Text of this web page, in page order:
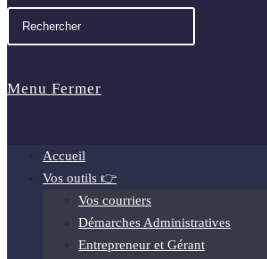
Menu Fermer
Accueil
Vos outils 👉
Vos courriers
Démarches Administratives
Entrepreneur et Gérant